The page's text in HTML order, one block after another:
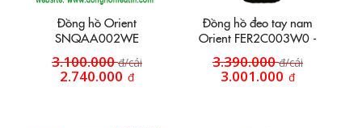
Đồng hồ Orient
SNQAA002WE
3.100.000đ/cái
2.740.000 đ
Đồng hồ đeo tay nam
Orient FER2C003W0 -
3.390.000đ/cái
3.001.000 đ